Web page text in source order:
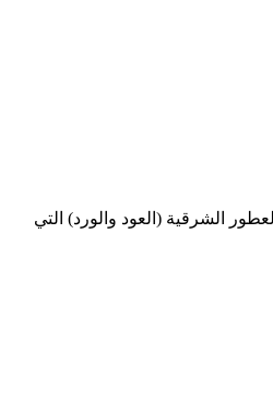
الشرقية (العود والورد) التي